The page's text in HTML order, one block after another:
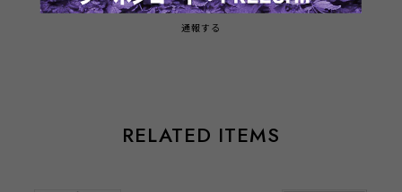
通報する
RELATED ITEMS